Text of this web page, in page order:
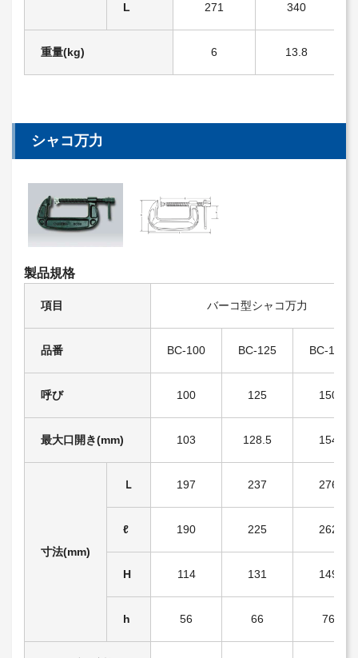
L 271 340
重量(kg) 6 13.8
シャコ万力
製品規格
項目 バーコ型シャコ万力
品番 BC-100 BC-125 BC-150
呼び 100 125 150
最大口開き(mm) 103 128.5 154
寸法(mm)
Ｌ 197 237 276
ℓ 190 225 262
H 114 131 149
h 56 66 76